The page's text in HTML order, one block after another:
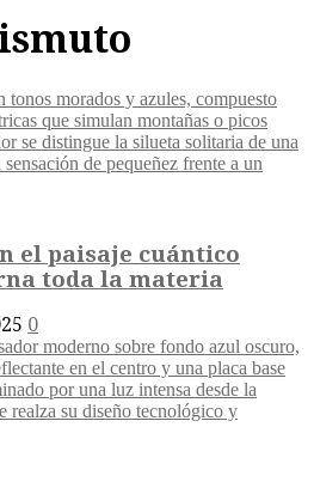
el paisaje cuántico
toda la materia
0